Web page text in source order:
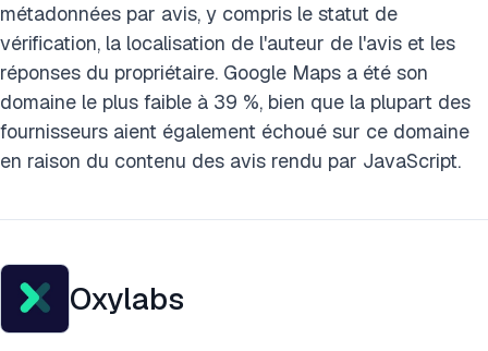
métadonnées par avis, y compris le statut de
vérification, la localisation de l'auteur de l'avis et les
réponses du propriétaire. Google Maps a été son
domaine le plus faible à 39 %, bien que la plupart des
fournisseurs aient également échoué sur ce domaine
en raison du contenu des avis rendu par JavaScript.
Oxylabs